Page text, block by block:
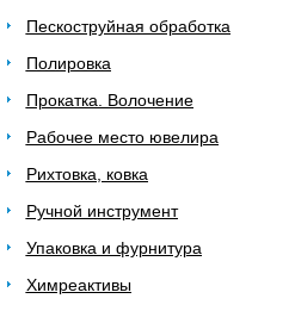
Пескоструйная обработка
Полировка
Прокатка. Волочение
Рабочее место ювелира
Рихтовка, ковка
Ручной инструмент
Упаковка и фурнитура
Химреактивы